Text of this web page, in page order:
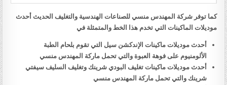
كما توفر شركة المهندس منسي للصناعات الهندسية والتغليف الحديث أحدث
موديلات الماكينات التي تخدم هذا الخط والمتمثلة في
أحدث موديلات ماكينات الإندكشن سيل التي تقوم بلحام الطبة
الألومنيوم على فوهة العبوة والتي تحمل ماركة المهندس منسي
أحدث موديلات ماكينات تغليف البودي شرينك وتغليف السليف سيفتي
شرينك والتي تحمل ماركة المهندس منسي